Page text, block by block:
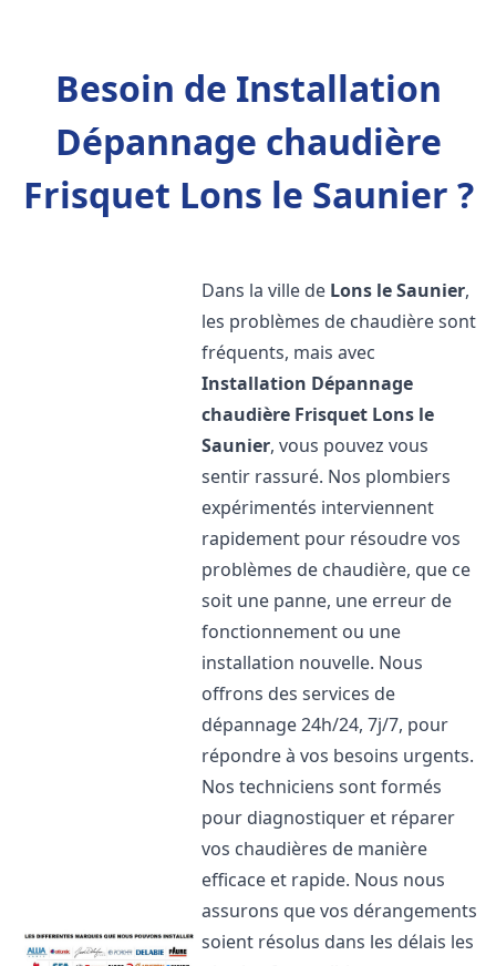
Besoin de Installation
Dépannage chaudière
Frisquet Lons le Saunier ?
Dans la ville de Lons le Saunier,
les problèmes de chaudière sont
fréquents, mais avec
Installation Dépannage
chaudière Frisquet Lons le
Saunier, vous pouvez vous
sentir rassuré. Nos plombiers
expérimentés interviennent
rapidement pour résoudre vos
problèmes de chaudière, que ce
soit une panne, une erreur de
fonctionnement ou une
installation nouvelle. Nous
offrons des services de
dépannage 24h/24, 7j/7, pour
répondre à vos besoins urgents.
Nos techniciens sont formés
pour diagnostiquer et réparer
vos chaudières de manière
efficace et rapide. Nous nous
assurons que vos dérangements
soient résolus dans les délais les